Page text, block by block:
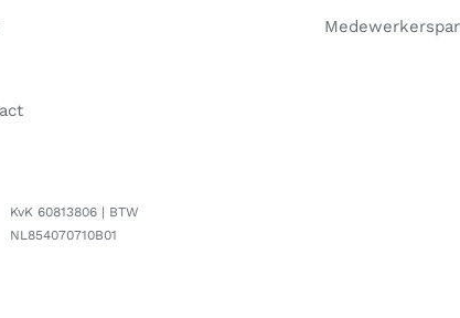
KvK 60813806 | BTW
NL854070710B01